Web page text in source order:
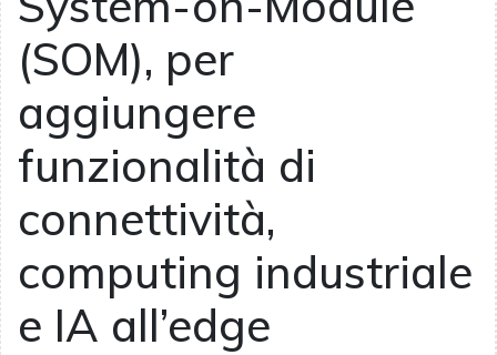
(SOM), per
aggiungere
funzionalità di
connettività,
computing industriale
e IA all’edge